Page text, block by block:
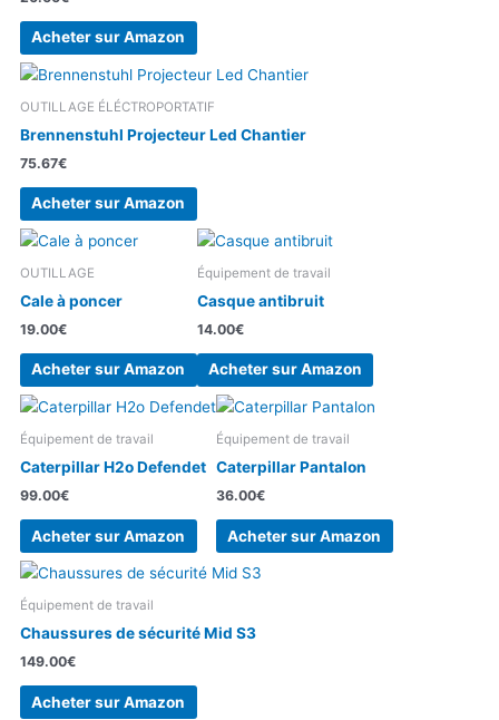
Acheter sur Amazon
OUTILLAGE ÉLÉCTROPORTATIF
Brennenstuhl Projecteur Led Chantier
75.67€
Acheter sur Amazon
OUTILLAGE
Cale à poncer
19.00€
Acheter sur Amazon
Équipement de travail
Casque antibruit
14.00€
Acheter sur Amazon
Équipement de travail
Caterpillar H2o Defendet
99.00€
Acheter sur Amazon
Équipement de travail
Caterpillar Pantalon
36.00€
Acheter sur Amazon
Équipement de travail
Chaussures de sécurité Mid S3
149.00€
Acheter sur Amazon